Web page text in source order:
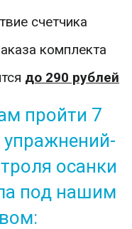
счетчика
комплекта
до 290 рублей
пройти 7
осанки
под нашим